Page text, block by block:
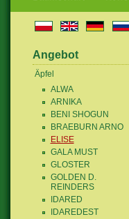
Angebot
Äpfel
ALWA
ARNIKA
BENI SHOGUN
BRAEBURN ARNO
ELISE
GALA MUST
GLOSTER
GOLDEN D.
REINDERS
IDARED
IDAREDEST